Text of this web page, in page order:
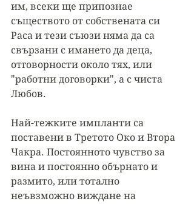
им, всеки ще припознае
съществото от собствената си
Раса и тези съюзи няма да са
свързани с имането да деца,
отговорности около тях, или
"работни договорки", а с чиста
Любов.
Най-тежките импланти са
поставени в Третото Око и Втора
Чакра. Постоянното чувство за
вина и постоянно обърнато и
размито, или тотално
неъвзможно виждане на